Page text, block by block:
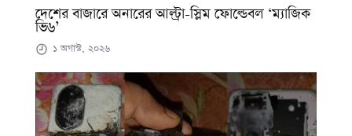
দেশের বাজারে অনারের আল্ট্রা-স্লিম ফোল্ডেবল ‘ম্যাজিক
ভি৬’
১ অগাস্ট, ২০২৬